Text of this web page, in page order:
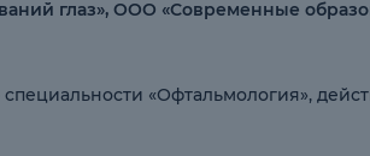
глаз», ООО «Современные
«Офтальмология»,